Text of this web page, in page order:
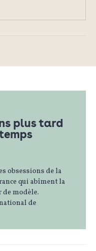
plus tard
obsessions de la
qui abîment la
de modèle.
de